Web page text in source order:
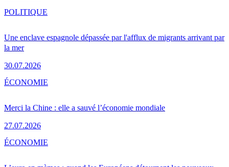
Une enclave espagnole dépassée par l'afflux de migrants arrivant par
la mer
30.07.2026
POLITIQUE
Merci la Chine : elle a sauvé l’économie mondiale
27.07.2026
ÉCONOMIE
ÉCONOMIE